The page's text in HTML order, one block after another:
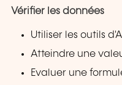
Vérifier les données
Utiliser les outils
Atteindre une
Evaluer une